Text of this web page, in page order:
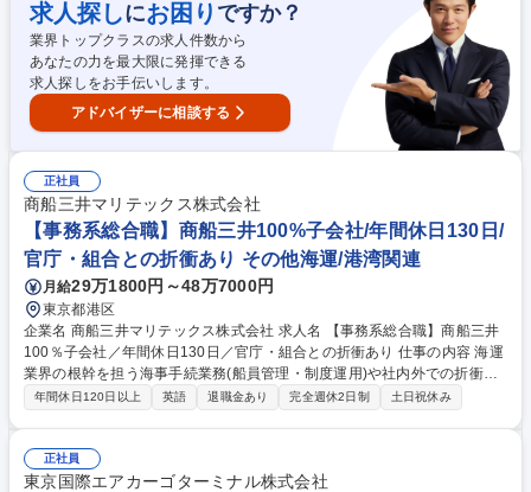
ェック（内容確認、安全確認など）・積荷目録作成のためのデータ入力・
パイロットへの書類配達 ほか ■輸出入上屋管理業務・荷役作業の進捗管理
ほか 募集職種 【国際航空貨物事務】三井物産100％出資の安定した経営基
盤/羽田空港独占事業
求人探しにお困り ですか？
業界トップクラスの求人件数から
あなたの力を最大限に発揮できる
求人探しをお手伝いします。
アドバイザーに相談する
正社員
商船三井マリテックス株式会社
【事務系総合職】商船三井100%子会社/年間休日130日/
官庁・組合との折衝あり その他海運/港湾関連
月給29万1800円～48万7000円
東京都港区
企業名 商船三井マリテックス株式会社 求人名 【事務系総合職】商船三井
100％子会社／年間休日130日／官庁・組合との折衝あり 仕事の内容 海運
業界の根幹を担う海事手続業務(船員管理・制度運用)や社内外での折衝・
調整業務をご担当いただきます。関係法令や国際条約に基づき、制度的側
合との折衝・調整業務 ◆海事法に基づく各種届出、調整業務（官庁対応を
含む） ◆労働協約に基づいた人事・労務関連の事務処理 ◆顧客（海外船
年間休日120日以上 英語 退職金あり 完全週休2日制 土日祝休み
正社員
東京国際エアカーゴターミナル株式会社